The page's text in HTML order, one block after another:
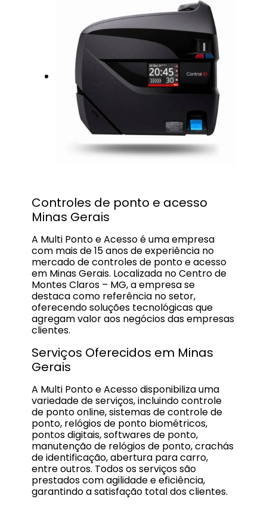
Controles de ponto e acesso
Minas Gerais
A Multi Ponto e Acesso é uma empresa
com mais de 15 anos de experiência no
mercado de controles de ponto e acesso
em Minas Gerais. Localizada no Centro de
Montes Claros – MG, a empresa se
destaca como referência no setor,
oferecendo soluções tecnológicas que
agregam valor aos negócios das empresas
clientes.
Serviços Oferecidos em Minas
Gerais
A Multi Ponto e Acesso disponibiliza uma
variedade de serviços, incluindo controle
de ponto online, sistemas de controle de
ponto, relógios de ponto biométricos,
pontos digitais, softwares de ponto,
manutenção de relógios de ponto, crachás
de identificação, abertura para carro,
entre outros. Todos os serviços são
prestados com agilidade e eficiência,
garantindo a satisfação total dos clientes.